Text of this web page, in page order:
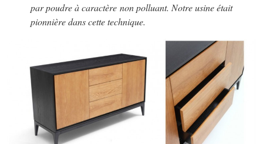
par poudre à caractère non polluant. Notre usine était
pionnière dans cette technique.